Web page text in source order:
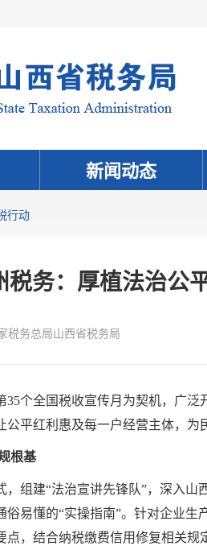
新闻动态
行动
税务：厚植法治公
税务总局山西省税务局
35个全国税收宣传月为契机，广
平红利惠及每一户经营主体，为
根基
组建“法治宣讲先锋队”，深入
易懂的“实操指南”。针对企业
，结合纳税缴费信用修复相关